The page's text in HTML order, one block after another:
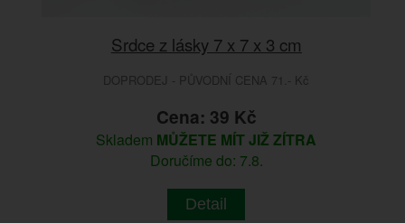
Srdce z lásky 7 x 7 x 3 cm
DOPRODEJ - PŮVODNÍ CENA 71.- Kč
Cena: 39 Kč
Skladem MŮŽETE MÍT JIŽ ZÍTRA
Doručíme do: 7.8.
Detail